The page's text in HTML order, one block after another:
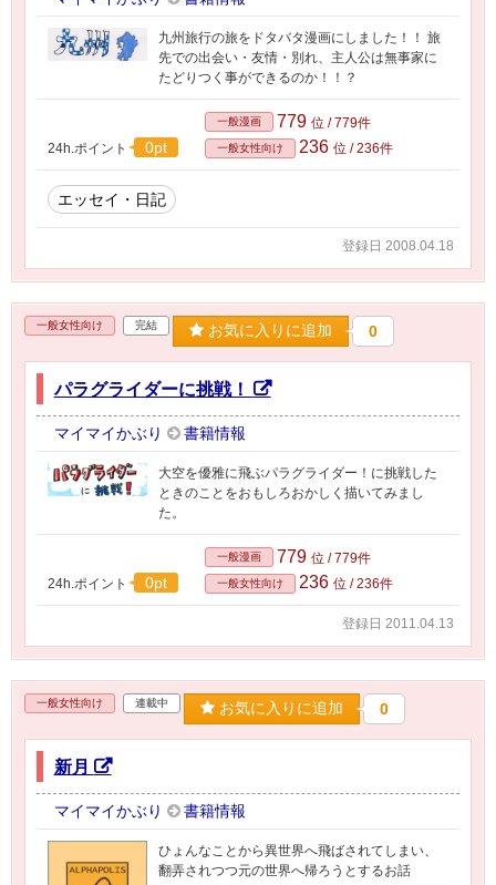
九州旅行の旅をドタバタ漫画にしました！！ 旅
先での出会い・友情・別れ、主人公は無事家に
たどりつく事ができるのか！！？
24h.ポイント 0pt
一般漫画 779 位 / 779件
一般女性向け 236 位 / 236件
エッセイ・日記
登録日 2008.04.18
一般女性向け 完結 お気に入りに追加 0
パラグライダーに挑戦！
マイマイかぶり 書籍情報
大空を優雅に飛ぶパラグライダー！に挑戦した
ときのことをおもしろおかしく描いてみまし
た。
24h.ポイント 0pt
一般漫画 779 位 / 779件
一般女性向け 236 位 / 236件
登録日 2011.04.13
一般女性向け 連載中 お気に入りに追加 0
新月
マイマイかぶり 書籍情報
ひょんなことから異世界へ飛ばされてしまい、
翻弄されつつ元の世界へ帰ろうとするお話